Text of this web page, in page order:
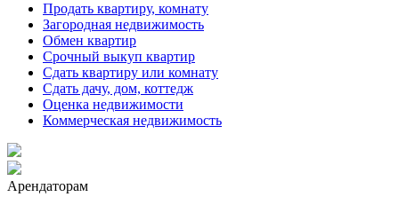
Продать квартиру, комнату
Загородная недвижимость
Обмен квартир
Срочный выкуп квартир
Сдать квартиру или комнату
Сдать дачу, дом, коттедж
Оценка недвижимости
Коммерческая недвижимость
Арендаторам